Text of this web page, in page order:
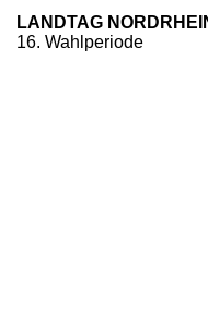
LANDTAG
16. Wahlperiode